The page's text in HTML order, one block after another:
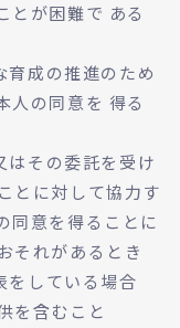
とが困難で ある
成の推進のため
人の同意を 得る
その委託を受け
とに対して協力す
同意を得ることに
それがあるとき
をしている場合
含むこと